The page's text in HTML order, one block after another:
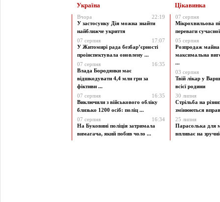
Україна Цікавинка
Вчора
22:19
У застосунку Дія можна знайти
найближче укриття
07 серпня
17:07
У Житомирі рада безбар’єрності
проінспектувала оновлену ...
07 серпня
16:35
Влада Бородянки має
відшкодувати 4,4 млн грн за
фіктивн ...
07 серпня
16:35
Виключили з військового обліку
близько 1200 осіб: поліц ...
07 серпня
16:34
На Буковині поліція затримала
вимагача, який побив чоло ...
07 серпня
Мікрохвильова
переваги
05 серпня
Розпродаж майна
максимальна
...
03 серпня
Твій лікар у
всієї родини
30 липня
Стрільба на
змінюються
25 липня
Парасолька для
впливає на